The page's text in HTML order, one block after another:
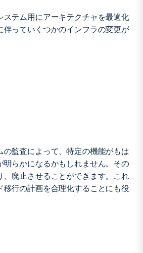
ステム用にアーキテクチャを最適化
伴っていくつかのインフラの変更が
の監査によって、特定の機能がもは
明らかになるかもしれません。その
、廃止させることができます。これ
移行の計画を合理化することにも役